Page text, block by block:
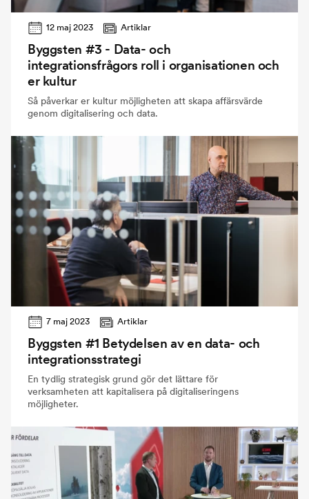
12 maj 2023 Artiklar
Byggsten #3 - Data- och
integrationsfrågors roll i organisationen och
er kultur
Så påverkar er kultur möjligheten att skapa affärsvärde
genom digitalisering och data.
7 maj 2023 Artiklar
Byggsten #1 Betydelsen av en data- och
integrationsstrategi
En tydlig strategisk grund gör det lättare för
verksamheten att kapitalisera på digitaliseringens
möjligheter.